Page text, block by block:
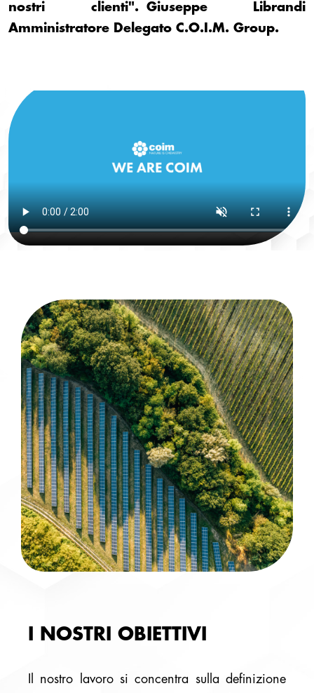
nostri clienti". Giuseppe Librandi
Amministratore Delegato C.O.I.M. Group.
I NOSTRI OBIETTIVI
Il nostro lavoro si concentra sulla definizione